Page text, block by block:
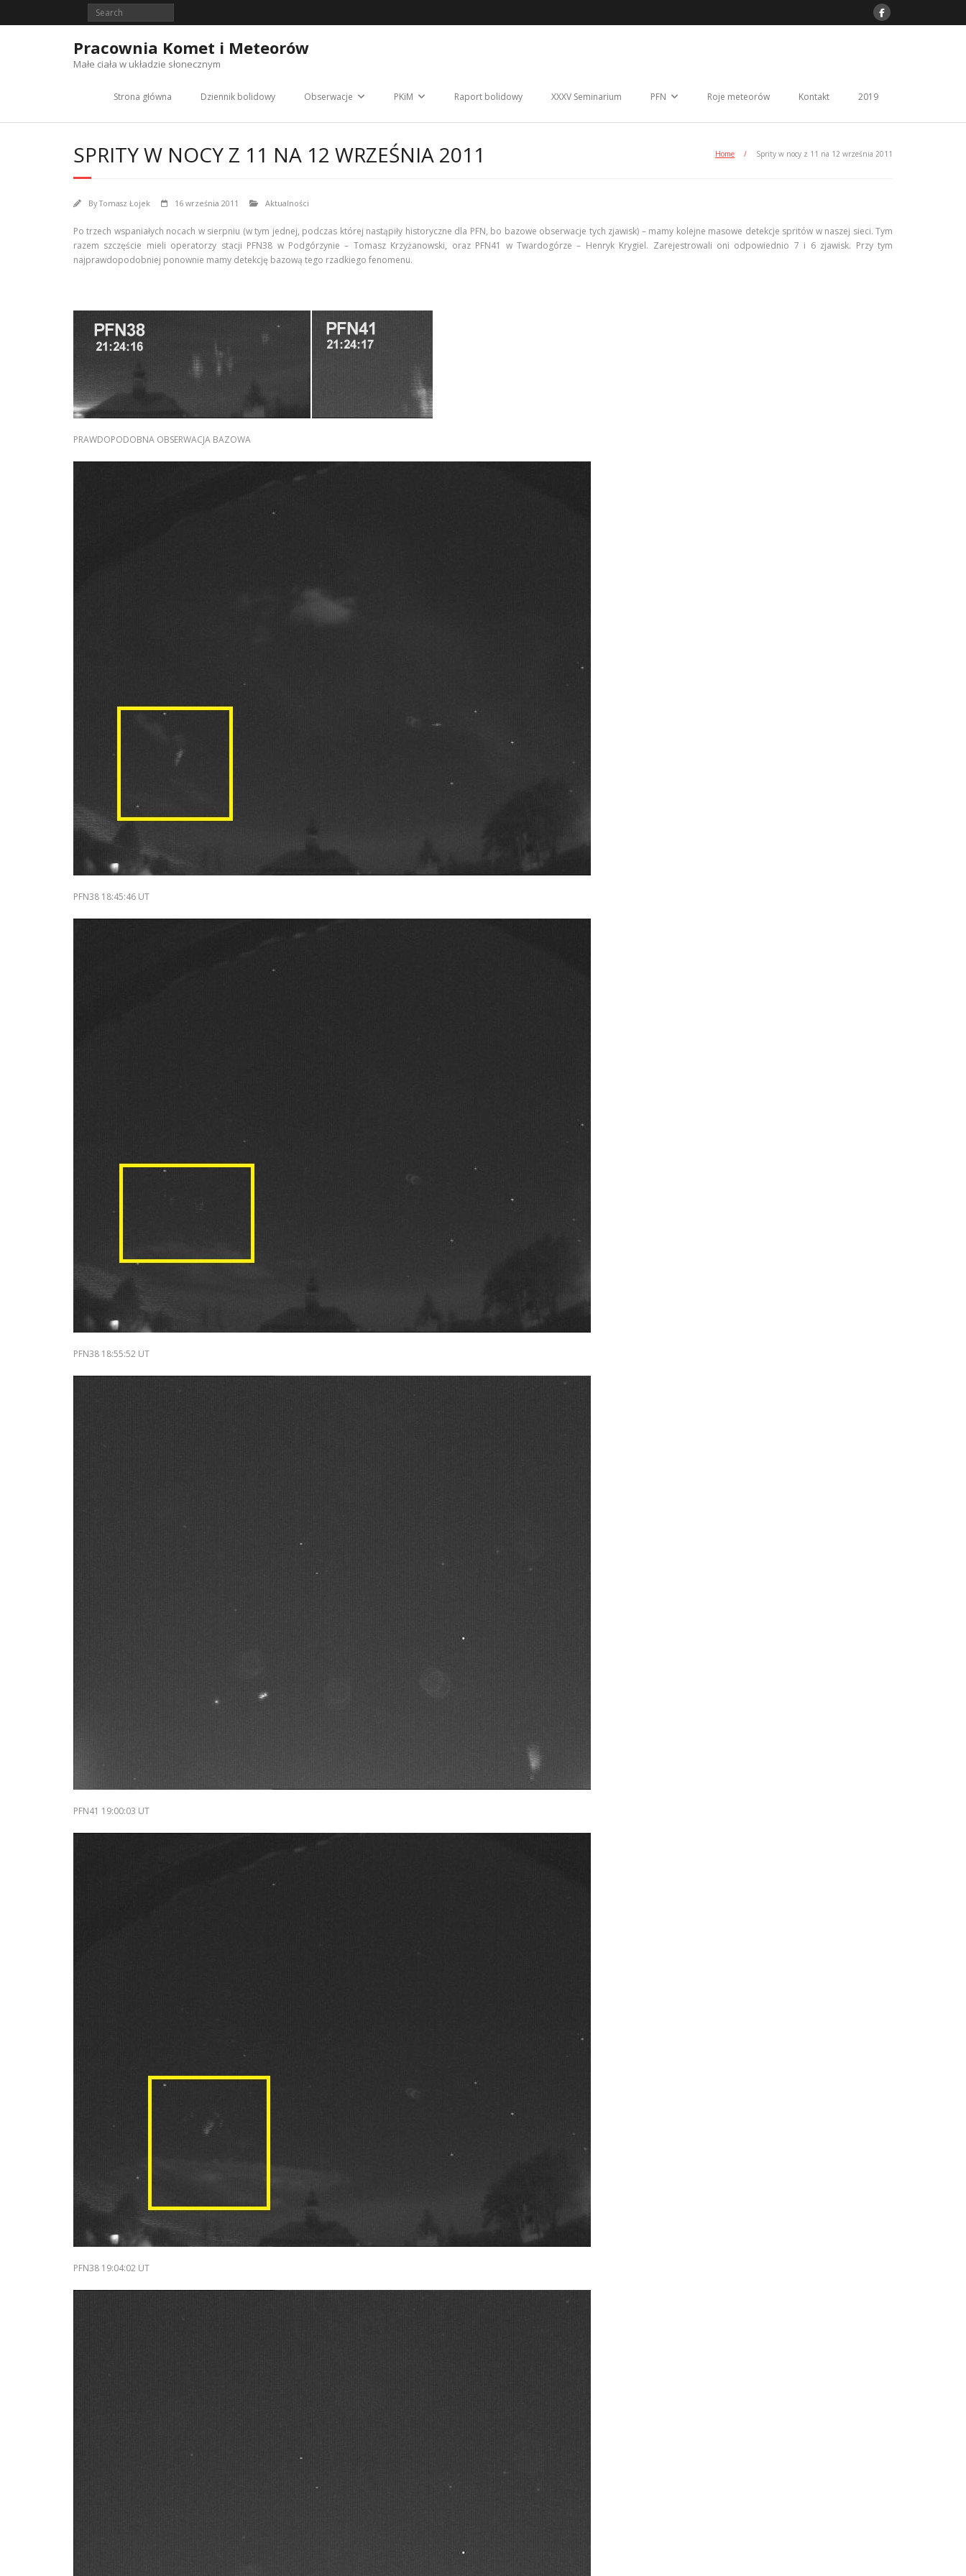
Pracownia Komet i Meteorów
Małe ciała w układzie słonecznym
Strona główna Dziennik bolidowy Obserwacje PKiM Raport bolidowy XXXV Seminarium PFN Roje meteorów Kontakt 2019
SPRITY W NOCY Z 11 NA 12 WRZEŚNIA 2011 Home / Sprity w nocy z 11 na 12 września 2011
ByTomasz Łojek 16 września 2011 Aktualności
Po trzech wspaniałych nocach w sierpniu (w tym jednej, podczas której nastąpiły historyczne dla PFN, bo bazowe obserwacje tych zjawisk) – mamy kolejne masowe detekcje spritów w naszej sieci. Tym
razem szczęście mieli operatorzy stacji PFN38 w Podgórzynie – Tomasz Krzyżanowski, oraz PFN41 w Twardogórze – Henryk Krygiel. Zarejestrowali oni odpowiednio 7 i 6 zjawisk. Przy tym
najprawdopodobniej ponownie mamy detekcję bazową tego rzadkiego fenomenu.
PRAWDOPODOBNA OBSERWACJA BAZOWA
PFN38 18:45:46 UT
PFN38 18:55:52 UT
PFN41 19:00:03 UT
PFN38 19:04:02 UT